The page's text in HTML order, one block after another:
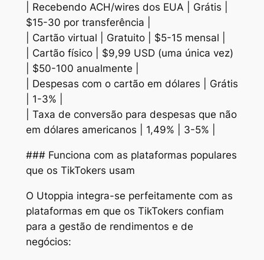
| Recebendo ACH/wires dos EUA | Grátis |
$15-30 por transferência |
| Cartão virtual | Gratuito | $5-15 mensal |
| Cartão físico | $9,99 USD (uma única vez)
| $50-100 anualmente |
| Despesas com o cartão em dólares | Grátis
| 1-3% |
| Taxa de conversão para despesas que não
em dólares americanos | 1,49% | 3-5% |
### Funciona com as plataformas populares
que os TikTokers usam
O Utoppia integra-se perfeitamente com as
plataformas em que os TikTokers confiam
para a gestão de rendimentos e de
negócios: